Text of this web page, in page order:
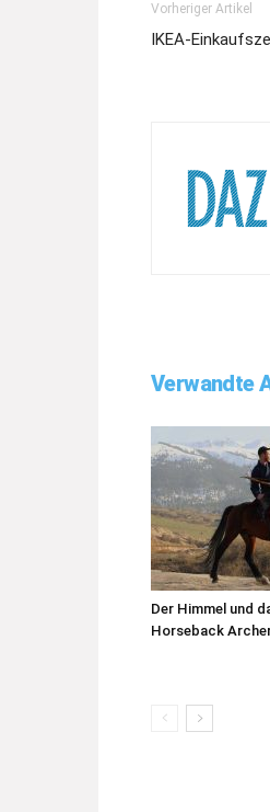
Vorheriger Artikel
IKEA-
Verwandte
Der Himmel und
Horseback